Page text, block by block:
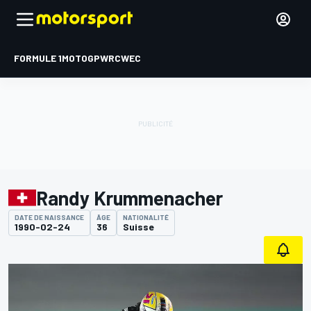
FORMULE 1MOTOGPWRCWEC
Randy Krummenacher
DATE DE NAISSANCE
1990-02-24
ÂGE
36
NATIONALITÉ
Suisse